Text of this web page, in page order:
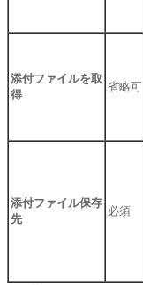
添付ファイルを取
得
省略可
添付ファイル保存
先
必須